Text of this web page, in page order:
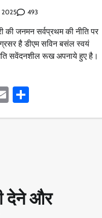
2025 493
की जनमन सर्वप्रथम की नीति पर
है डीएम सविन बसंल स्वयं
सवेंदनशील रूख अपनाये हुए है।
EmailShare
देने और